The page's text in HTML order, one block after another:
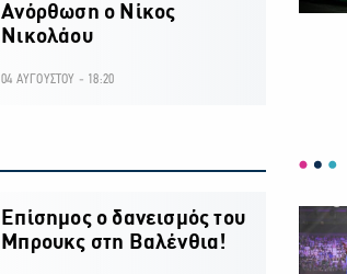
Ανόρθωση ο Νίκος
Νικολάου
04 ΑΥΓΟΥΣΤΟΥ - 18:20
Επίσημος ο δανεισμός του
Μπρουκς στη Βαλένθια!